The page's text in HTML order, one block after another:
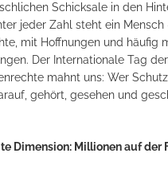
Schicksale in den
jeder Zahl steht ein Mensch
mit Hoffnungen und häufig
Der Internationale Tag der
mahnt uns: Wer
gehört, gesehen und
Dimension: Millionen auf der